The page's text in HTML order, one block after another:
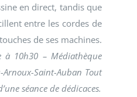
en direct, tandis que
entre les cordes de
de ses machines.
à 10h30 – Médiathèque
Arnoux-Saint-Auban Tout
séance de dédicaces.